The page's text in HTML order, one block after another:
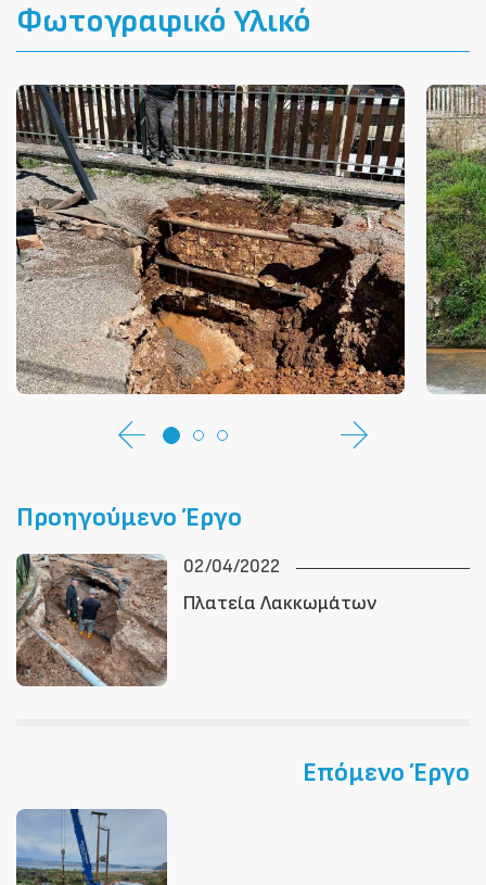
Φωτογραφικό Υλικό
Προηγούμενο Έργο
02/04/2022
Πλατεία Λακκωμάτων
Επόμενο Έργο